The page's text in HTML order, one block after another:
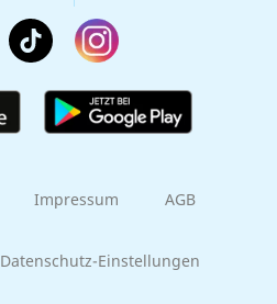
Impressum AGB
Datenschutz-Einstellungen